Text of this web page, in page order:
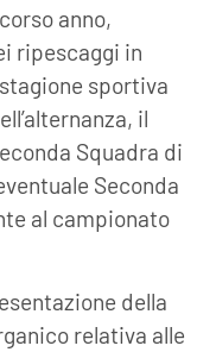
anno,
ripescaggi in
sportiva
il
Squadra di
Seconda
al campionato
della
relativa alle